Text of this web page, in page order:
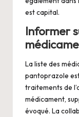
est capital.
Informer
La liste des
pantoprazole
traitements de
médicament,
évoqué. La